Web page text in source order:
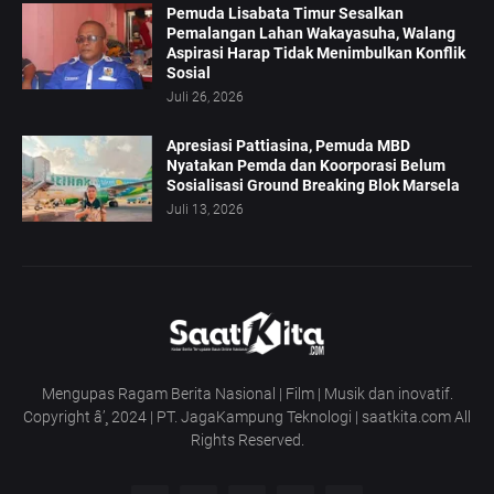
Pemuda Lisabata Timur Sesalkan
Pemalangan Lahan Wakayasuha, Walang
Aspirasi Harap Tidak Menimbulkan Konflik
Sosial
Juli 26, 2026
Apresiasi Pattiasina, Pemuda MBD
Nyatakan Pemda dan Koorporasi Belum
Sosialisasi Ground Breaking Blok Marsela
Juli 13, 2026
Mengupas Ragam Berita Nasional | Film | Musik dan inovatif.
Copyright â’¸ 2024 | PT. JagaKampung Teknologi | saatkita.com All
Rights Reserved.